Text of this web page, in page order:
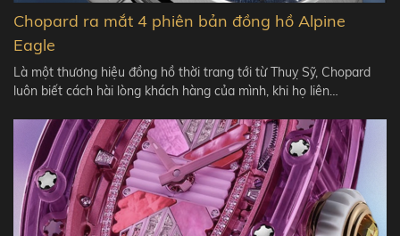
Chopard ra mắt 4 phiên bản đồng hồ Alpine
Eagle
Là một thương hiệu đồng hồ thời trang tới từ Thuỵ Sỹ, Chopard
luôn biết cách hài lòng khách hàng của mình, khi họ liên…